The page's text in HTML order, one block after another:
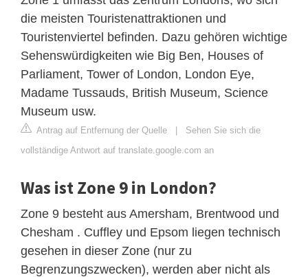
die meisten Touristenattraktionen und
Touristenviertel befinden. Dazu gehören wichtige
Sehenswürdigkeiten wie Big Ben, Houses of
Parliament, Tower of London, London Eye,
Madame Tussauds, British Museum, Science
Museum usw.
Antrag auf Entfernung der Quelle | Sehen Sie sich die
vollständige Antwort auf translate.google.com an
Was ist Zone 9 in London?
Zone 9 besteht aus Amersham, Brentwood und
Chesham . Cuffley und Epsom liegen technisch
gesehen in dieser Zone (nur zu
Begrenzungszwecken), werden aber nicht als